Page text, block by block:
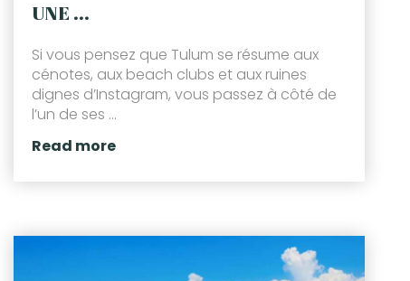
UNE ...
Si vous pensez que Tulum se résume aux
cénotes, aux beach clubs et aux ruines
dignes d’Instagram, vous passez à côté de
l’un de ses ...
Read more